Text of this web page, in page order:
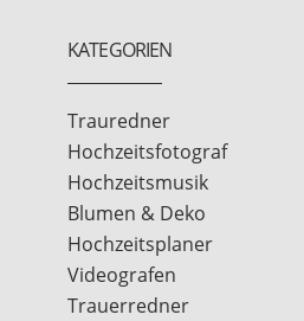
KATEGORIEN
Trauredner
Hochzeitsfotograf
Hochzeitsmusik
Blumen & Deko
Hochzeitsplaner
Videografen
Trauerredner